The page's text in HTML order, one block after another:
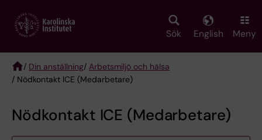
main
Sök English Meny
Breadcrumb
/ Din anställning/ Arbetsmiljö och hälsa
/ Nödkontakt ICE (Medarbetare)
Nödkontakt ICE (Medarbetare)